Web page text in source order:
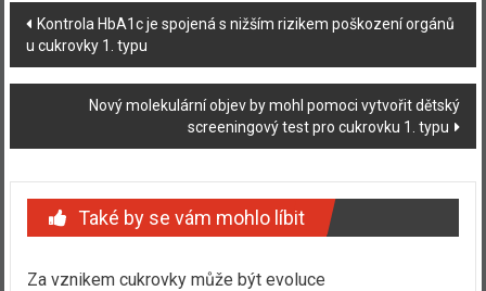
Navigace
příspěvku
Kontrola HbA1c je spojená s nižším rizikem poškození orgánů
u cukrovky 1. typu
Nový molekulární objev by mohl pomoci vytvořit dětský
screeningový test pro cukrovku 1. typu
Také by se vám mohlo líbit
Za vznikem cukrovky může být evoluce